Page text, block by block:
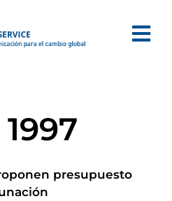
presupuesto